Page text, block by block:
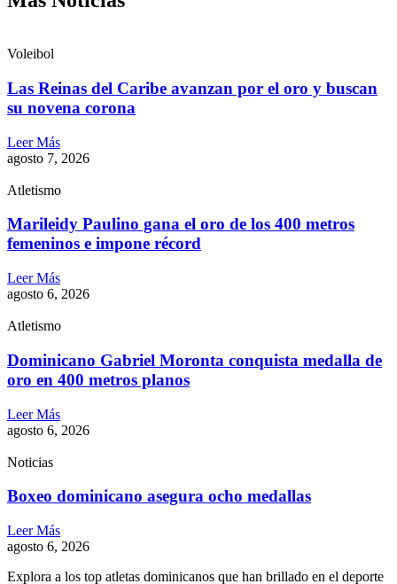
Voleibol
Las Reinas del Caribe avanzan por el oro y buscan
su novena corona
Leer Más
agosto 7, 2026
Atletismo
Marileidy Paulino gana el oro de los 400 metros
femeninos e impone récord
Leer Más
agosto 6, 2026
Atletismo
Dominicano Gabriel Moronta conquista medalla de
oro en 400 metros planos
Leer Más
agosto 6, 2026
Noticias
Boxeo dominicano asegura ocho medallas
Leer Más
agosto 6, 2026
Explora a los top atletas dominicanos que han brillado en el deporte